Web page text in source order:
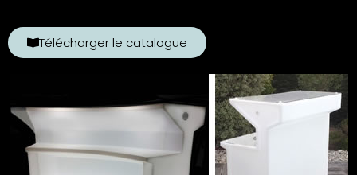
Télécharger le catalogue